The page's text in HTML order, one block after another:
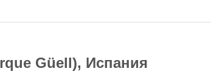
Güell), Испания